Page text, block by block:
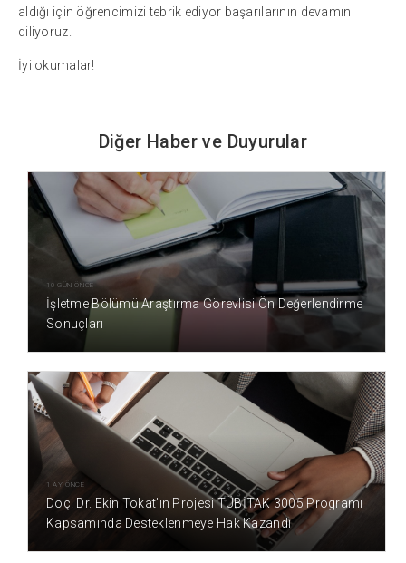
aldığı için öğrencimizi tebrik ediyor başarılarının devamını
diliyoruz.
İyi okumalar!
Diğer Haber ve Duyurular
10 GÜN ÖNCE
İşletme Bölümü Araştırma Görevlisi Ön Değerlendirme
Sonuçları
1 AY ÖNCE
Doç. Dr. Ekin Tokat’ın Projesi TÜBİTAK 3005 Programı
Kapsamında Desteklenmeye Hak Kazandı